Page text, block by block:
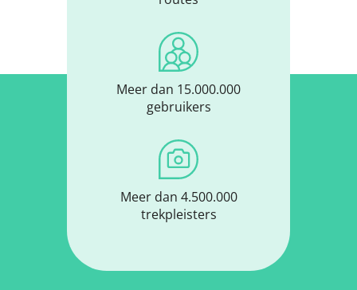
Meer dan 15.000.000
gebruikers
Meer dan 4.500.000
trekpleisters